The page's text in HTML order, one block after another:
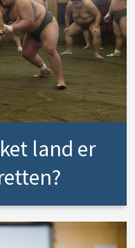
land er